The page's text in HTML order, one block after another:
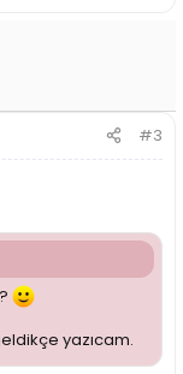
#3
yazıcam.